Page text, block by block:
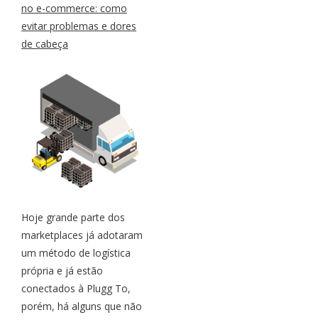
no e-commerce: como
evitar problemas e dores
de cabeça
Hoje grande parte dos
marketplaces já adotaram
um método de logística
própria e já estão
conectados à Plugg To,
porém, há alguns que não